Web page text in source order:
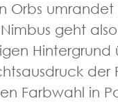
Orbs umrandet
geht
Hintergrund
der
Farbwahl in